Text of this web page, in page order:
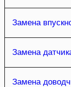
Замена
Замена
Замена